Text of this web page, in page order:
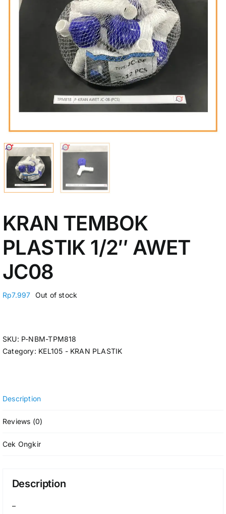
My Account
KRAN TEMBOK
PLASTIK 1/2″ AWET
JC08
Rp7.997 Out of stock
SKU: P-NBM-TPM818
Category: KEL105 - KRAN PLASTIK
Description
Reviews (0)
Cek Ongkir
Description
–